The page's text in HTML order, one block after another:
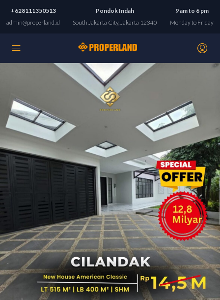
+628111350513
admin@properland.id
Pondok Indah
South Jakarta City, Jakarta 12340
9 am to 6 pm
Monday to Friday